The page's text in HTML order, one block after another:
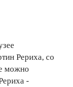
Рериха, со
можно
-